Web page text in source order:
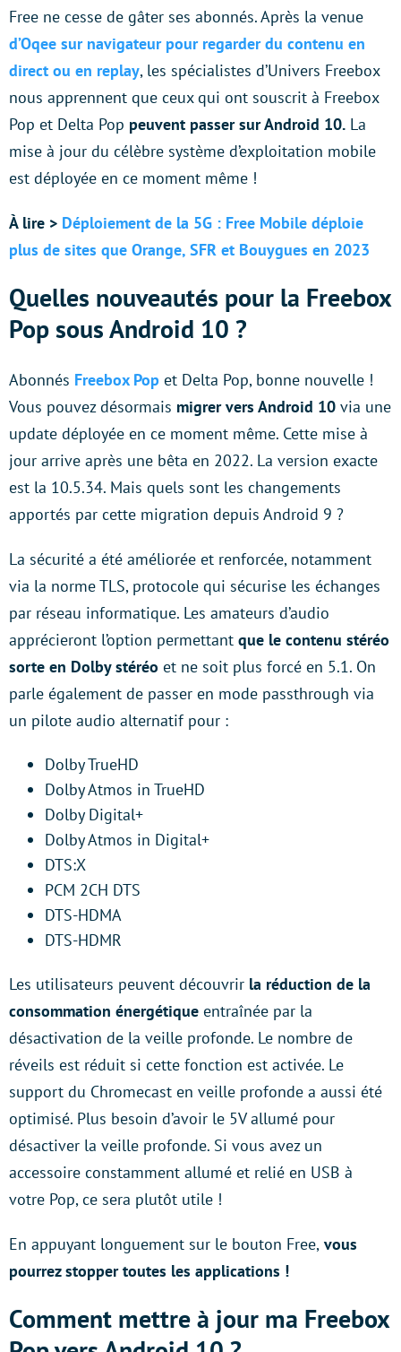
Free ne cesse de gâter ses abonnés. Après la venue
d’Oqee sur navigateur pour regarder du contenu en
direct ou en replay, les spécialistes d’Univers Freebox
nous apprennent que ceux qui ont souscrit à Freebox
Pop et Delta Pop peuvent passer sur Android 10. La
mise à jour du célèbre système d’exploitation mobile
est déployée en ce moment même !
À lire > Déploiement de la 5G : Free Mobile déploie
plus de sites que Orange, SFR et Bouygues en 2023
Quelles nouveautés pour la Freebox
Pop sous Android 10 ?
Abonnés Freebox Pop et Delta Pop, bonne nouvelle !
Vous pouvez désormais migrer vers Android 10 via une
update déployée en ce moment même. Cette mise à
jour arrive après une bêta en 2022. La version exacte
est la 10.5.34. Mais quels sont les changements
apportés par cette migration depuis Android 9 ?
La sécurité a été améliorée et renforcée, notamment
via la norme TLS, protocole qui sécurise les échanges
par réseau informatique. Les amateurs d’audio
apprécieront l’option permettant que le contenu stéréo
sorte en Dolby stéréo et ne soit plus forcé en 5.1. On
parle également de passer en mode passthrough via
un pilote audio alternatif pour :
Dolby TrueHD
Dolby Atmos in TrueHD
Dolby Digital+
Dolby Atmos in Digital+
DTS:X
PCM 2CH DTS
DTS-HDMA
DTS-HDMR
Les utilisateurs peuvent découvrir la réduction de la
consommation énergétique entraînée par la
désactivation de la veille profonde. Le nombre de
réveils est réduit si cette fonction est activée. Le
support du Chromecast en veille profonde a aussi été
optimisé. Plus besoin d’avoir le 5V allumé pour
désactiver la veille profonde. Si vous avez un
accessoire constamment allumé et relié en USB à
votre Pop, ce sera plutôt utile !
En appuyant longuement sur le bouton Free, vous
pourrez stopper toutes les applications !
Comment mettre à jour ma Freebox